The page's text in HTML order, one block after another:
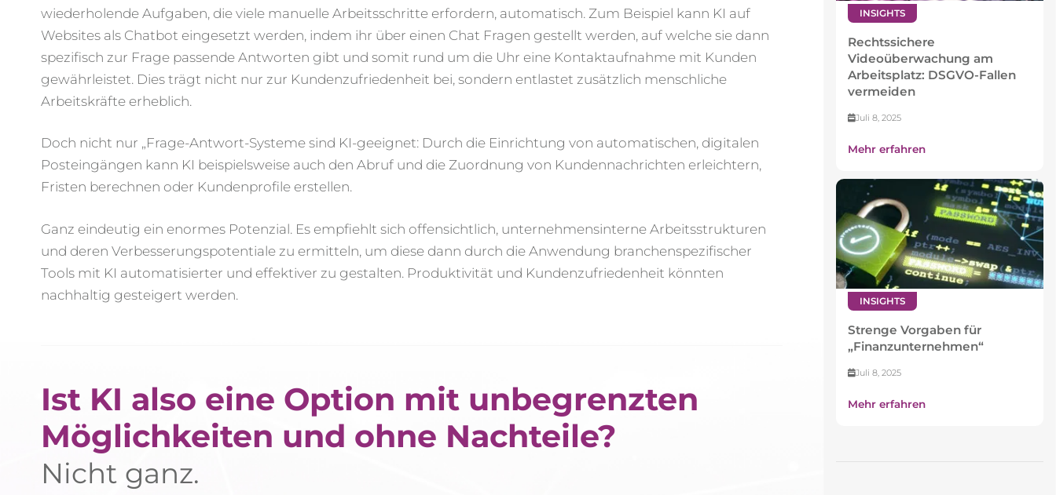
wiederholende Aufgaben, die viele manuelle Arbeitsschritte erfordern, automatisch. Zum Beispiel kann KI auf
Websites als Chatbot eingesetzt werden, indem ihr über einen Chat Fragen gestellt werden, auf welche sie dann
spezifisch zur Frage passende Antworten gibt und somit rund um die Uhr eine Kontaktaufnahme mit Kunden
gewährleistet. Dies trägt nicht nur zur Kundenzufriedenheit bei, sondern entlastet zusätzlich menschliche
Arbeitskräfte erheblich.
Doch nicht nur „Frage-Antwort-Systeme sind KI-geeignet: Durch die Einrichtung von automatischen, digitalen
Posteingängen kann KI beispielsweise auch den Abruf und die Zuordnung von Kundennachrichten erleichtern,
Fristen berechnen oder Kundenprofile erstellen.
Ganz eindeutig ein enormes Potenzial. Es empfiehlt sich offensichtlich, unternehmensinterne Arbeitsstrukturen
und deren Verbesserungspotentiale zu ermitteln, um diese dann durch die Anwendung branchenspezifischer
Tools mit KI automatisierter und effektiver zu gestalten. Produktivität und Kundenzufriedenheit könnten
nachhaltig gesteigert werden.
Ist KI also eine Option mit unbegrenzten
Möglichkeiten und ohne Nachteile?
Nicht ganz.
INSIGHTS
Rechtssichere
Videoüberwachung am
Arbeitsplatz: DSGVO-Fallen
vermeiden
Juli 8, 2025
Mehr erfahren
INSIGHTS
Strenge Vorgaben für
„Finanzunternehmen“
Juli 8, 2025
Mehr erfahren